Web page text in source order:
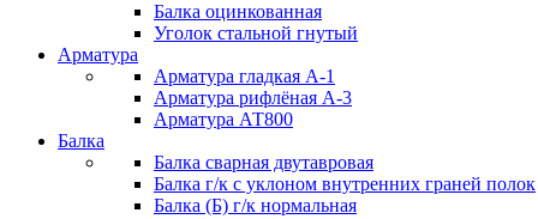
Балка оцинкованная
Уголок стальной гнутый
Арматура
Арматура гладкая А-1
Арматура рифлёная А-3
Арматура АТ800
Балка
Балка сварная двутавровая
Балка г/к с уклоном внутренних граней полок
Балка (Б) г/к нормальная